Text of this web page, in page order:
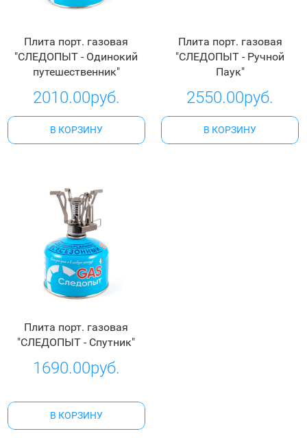
Плита порт. газовая
"СЛЕДОПЫТ - Одинокий
путешественник"
2010.00руб.
В КОРЗИНУ
Плита порт. газовая
"СЛЕДОПЫТ - Ручной
Паук"
2550.00руб.
В КОРЗИНУ
Плита порт. газовая
"СЛЕДОПЫТ - Спутник"
1690.00руб.
В КОРЗИНУ